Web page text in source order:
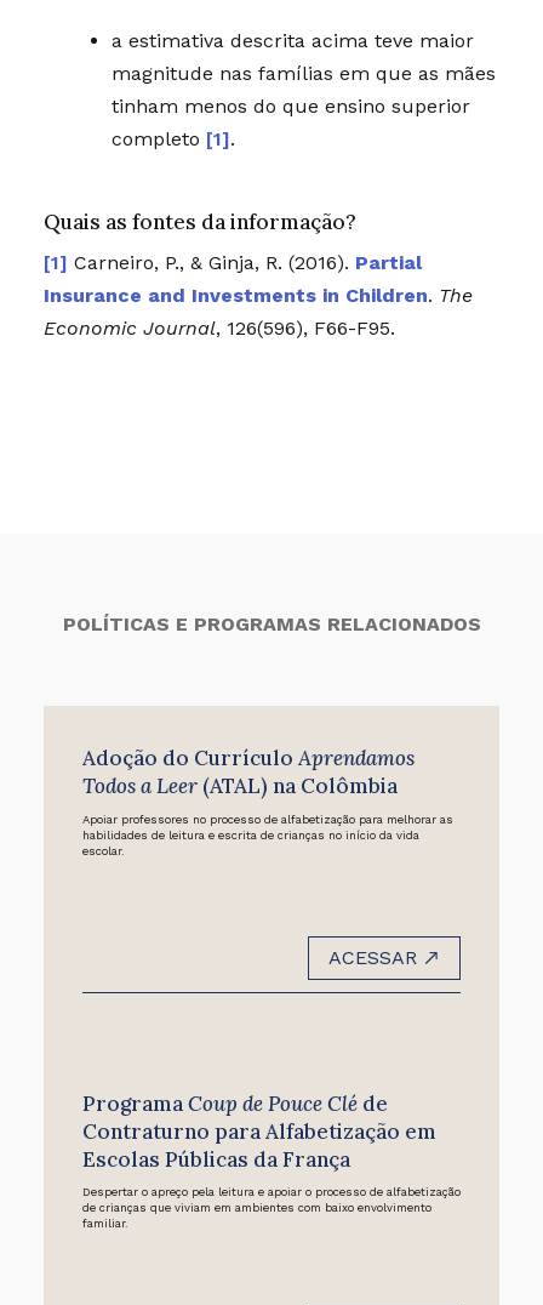
a estimativa descrita acima teve maior
magnitude nas famílias em que as mães
tinham menos do que ensino superior
completo [1].
Quais as fontes da informação?
Carneiro, P., & Ginja, R. (2016). Partial
Insurance and Investments in Children. The
Economic Journal, 126(596), F66-F95.
POLÍTICAS E PROGRAMAS RELACIONADOS
Adoção do CurrículoAprendamos
Todos a Leer(ATAL) na Colômbia
Apoiar professores no processo de alfabetização para melhorar as
habilidades de leitura e escrita de crianças no início da vida
escolar.
ACESSAR
ProgramaCoup de Pouce Cléde
Contraturno para Alfabetização em
Escolas Públicas da França
Despertar o apreço pela leitura e apoiar o processo de alfabetização
de crianças que viviam em ambientes com baixo envolvimento
familiar.